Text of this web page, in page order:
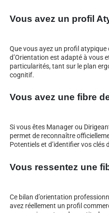
Vous avez un profil
Que vous ayez un profil atypique
d’Orientation est adapté à vous
particularités, tant sur le plan
cognitif.
Vous avez une fibre
Si vous êtes Manager ou
permet de reconnaître
Potentiels et d’identifier vos clés
Vous ressentez une
Ce bilan d’orientation
avez réellement un profil